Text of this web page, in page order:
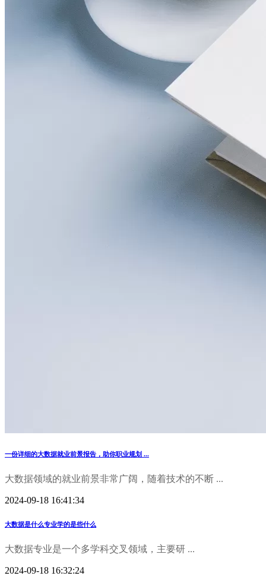
一份详细的大数据就业前景报告，助你职业规划 ...
大数据领域的就业前景非常广阔，随着技术的不断 ...
2024-09-18 16:41:34
大数据是什么专业学的是些什么
大数据专业是一个多学科交叉领域，主要研 ...
2024-09-18 16:32:24